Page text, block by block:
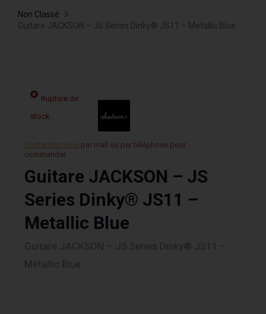
Non Classé
Guitare JACKSON – JS Series Dinky® JS11 – Metallic Blue
Rupture de
stock
Contactez-nous par mail ou par téléphone pour
commander.
Guitare JACKSON – JS
Series Dinky® JS11 –
Metallic Blue
Guitare JACKSON – JS Series Dinky® JS11 –
Metallic Blue